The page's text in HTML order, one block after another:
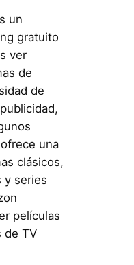
un
gratuito
ver
de
de
una
clásicos,
y series
películas
de TV